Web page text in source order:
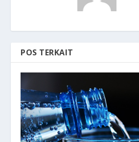
POS TERKAIT